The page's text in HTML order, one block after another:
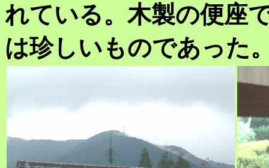
れている。木製の便座
は珍しいものであった